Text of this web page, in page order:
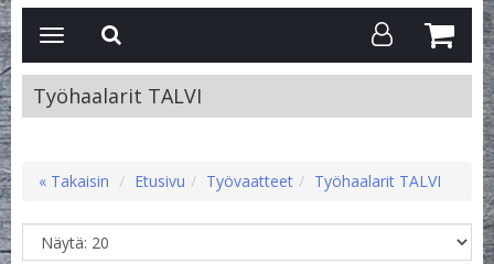
Avaa/Sulje
valikko
Työhaalarit TALVI
« Takaisin Etusivu Työvaatteet Työhaalarit TALVI